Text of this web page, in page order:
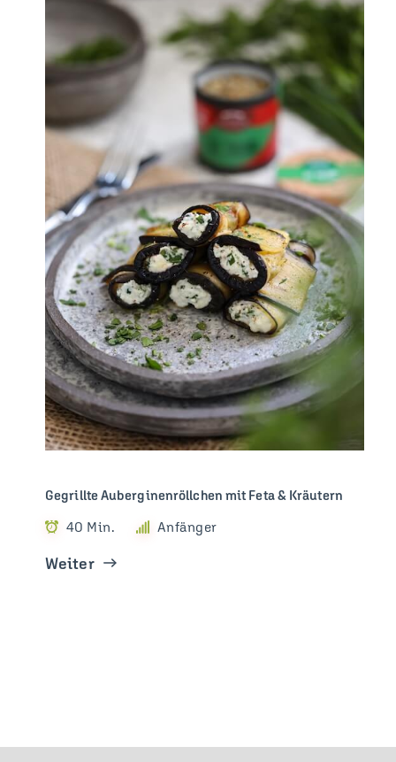
Gegrillte Auberginenröllchen mit Feta & Kräutern
40 Min. Anfänger
Weiter